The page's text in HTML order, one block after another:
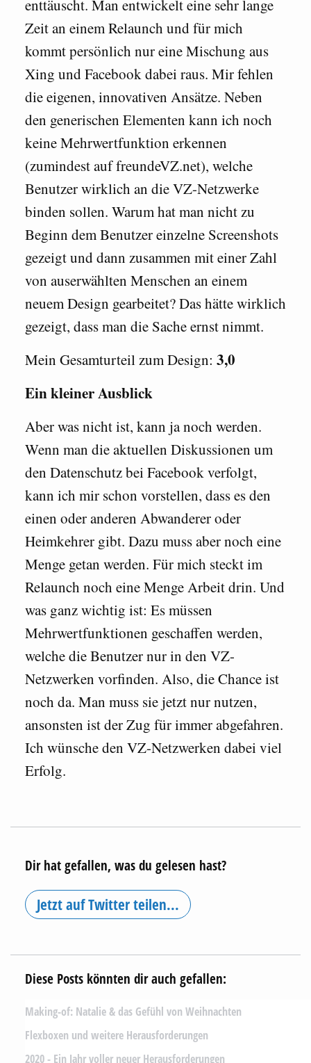
enttäuscht. Man entwickelt eine sehr lange
Zeit an einem Relaunch und für mich
kommt persönlich nur eine Mischung aus
Xing und Facebook dabei raus. Mir fehlen
die eigenen, innovativen Ansätze. Neben
den generischen Elementen kann ich noch
keine Mehrwertfunktion erkennen
(zumindest auf freundeVZ.net), welche
Benutzer wirklich an die VZ-Netzwerke
binden sollen. Warum hat man nicht zu
Beginn dem Benutzer einzelne Screenshots
gezeigt und dann zusammen mit einer Zahl
von auserwählten Menschen an einem
neuem Design gearbeitet? Das hätte wirklich
gezeigt, dass man die Sache ernst nimmt.
Mein Gesamturteil zum Design: 3,0
Ein kleiner Ausblick
Aber was nicht ist, kann ja noch werden.
Wenn man die aktuellen Diskussionen um
den Datenschutz bei Facebook verfolgt,
kann ich mir schon vorstellen, dass es den
einen oder anderen Abwanderer oder
Heimkehrer gibt. Dazu muss aber noch eine
Menge getan werden. Für mich steckt im
Relaunch noch eine Menge Arbeit drin. Und
was ganz wichtig ist: Es müssen
Mehrwertfunktionen geschaffen werden,
welche die Benutzer nur in den VZ-
Netzwerken vorfinden. Also, die Chance ist
noch da. Man muss sie jetzt nur nutzen,
ansonsten ist der Zug für immer abgefahren.
Ich wünsche den VZ-Netzwerken dabei viel
Erfolg.
Dir hat gefallen, was du gelesen hast?
Jetzt auf Twitter teilen...
Diese Posts könnten dir auch gefallen:
Making-of: Natalie & das Gefühl von Weihnachten
Flexboxen und weitere Herausforderungen
2020 - Ein Jahr voller neuer Herausforderungen